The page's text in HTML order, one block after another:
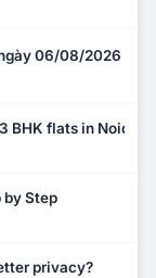
06/08/2026
flats in Noida?
by Step
privacy?